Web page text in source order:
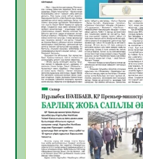
АПВ вакцинасы
06.08.2026
Open Air:
департаменті 20
көрерменнің
06.08.2026
ҚЫЗЫЛОРДАДА
ЖАРҚЫН